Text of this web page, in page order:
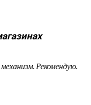
Рекомендую.